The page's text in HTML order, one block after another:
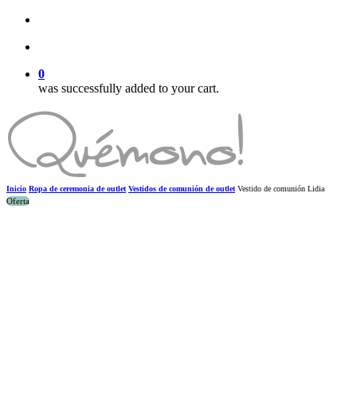
0
was successfully added to your cart.
Inicio Ropa de ceremonia de outlet Vestidos de comunión de outlet Vestido de comunión Lidia
Oferta